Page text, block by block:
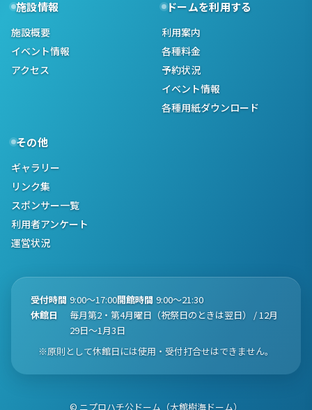
施設情報
施設概要
イベント情報
アクセス
ドームを利用する
利用案内
各種料金
予約状況
イベント情報
各種用紙ダウンロード
その他
ギャラリー
リンク集
スポンサー一覧
利用者アンケート
運営状況
受付時間 9:00〜17:00開館時間 9:00〜21:30
休館日
毎月第2・第4月曜日（祝祭日のときは翌日） / 12月
29日〜1月3日
※原則として休館日には使用・受付打合せはできません。
© ニプロハチ公ドーム（大館樹海ドーム）